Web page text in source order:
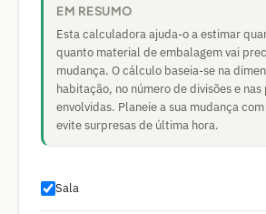
EM RESUMO
Esta calculadora ajuda-o a estimar
quanto material de embalagem vai
mudança. O cálculo baseia-se na
habitação, no número de divisões e nas
envolvidas. Planeie a sua mudança
evite surpresas de última hora.
Sala